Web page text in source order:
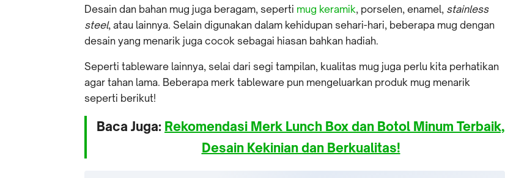
Desain dan bahan mug juga beragam, seperti mug keramik, porselen, enamel, stainless
steel, atau lainnya. Selain digunakan dalam kehidupan sehari-hari, beberapa mug dengan
desain yang menarik juga cocok sebagai hiasan bahkan hadiah.
Seperti tableware lainnya, selai dari segi tampilan, kualitas mug juga perlu kita perhatikan
agar tahan lama. Beberapa merk tableware pun mengeluarkan produk mug menarik
seperti berikut!
Baca Juga: Rekomendasi Merk Lunch Box dan Botol Minum Terbaik,
Desain Kekinian dan Berkualitas!